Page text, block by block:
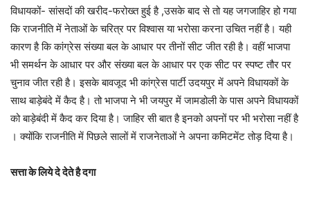
विधायकों- सांसदों की खरीद-फरोख्त हुई है ,उसके बाद से तो यह जगजाहिर हो गया
कि राजनीति में नेताओं के चरित्र पर विश्वास या भरोसा करना उचित नहीं है। यही
कारण है कि कांग्रेस संख्या बल के आधार पर तीनों सीट जीत रही है। वहीं भाजपा
भी समर्थन के आधार पर और संख्या बल के आधार पर एक सीट पर स्पष्ट तौर पर
चुनाव जीत रही है। इसके बावजूद भी कांग्रेस पार्टी उदयपुर में अपने विधायकों के
साथ बाड़ेबंदे में कैद है। तो भाजपा ने भी जयपुर में जामडोली के पास अपने विधायकों
को बाड़ेबंदी में कैद कर दिया है। जाहिर सी बात है इनको अपनों पर भी भरोसा नहीं है
। क्योंकि राजनीति में पिछले सालों में राजनेताओं ने अपना कमिटमेंट तोड़ दिया है।
सत्ता के लिये दे देते है दगा